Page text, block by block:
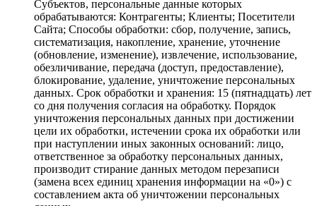
Субъектов, персональные данные которых
обрабатываются: Контрагенты; Клиенты; Посетители
Сайта; Способы обработки: сбор, получение, запись,
систематизация, накопление, хранение, уточнение
(обновление, изменение), извлечение, использование,
обезличивание, передача (доступ, предоставление),
блокирование, удаление, уничтожение персональных
данных. Срок обработки и хранения: 15 (пятнадцать) лет
со дня получения согласия на обработку. Порядок
уничтожения персональных данных при достижении
цели их обработки, истечении срока их обработки или
при наступлении иных законных оснований: лицо,
ответственное за обработку персональных данных,
производит стирание данных методом перезаписи
(замена всех единиц хранения информации на «0») с
составлением акта об уничтожении персональных